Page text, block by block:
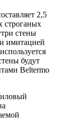
2,5
строганых
стены
имитацией
будут
Beltermo